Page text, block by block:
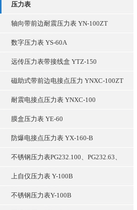
压力表
轴向带前边耐震压力表 YN-100ZT
数字压力表 YS-60A
远传压力表带接线盒 YTZ-150
磁助式带前边电接点压力 YNXC-100ZT
耐震电接点压力表 YNXC-100
膜盒压力表 YE-60
防爆电接点压力表 YX-160-B
不锈钢压力表PG232.100、PG232.63、
上自仪压力表 Y-100B
不锈钢压力表Y-100B